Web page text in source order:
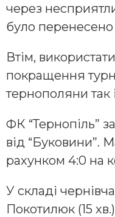
через
було
Втім,
покращення
тернополяни так
ФК “Тернопіль”
від “Буковини”.
рахунком 4:0 на
У складі
Покотилюк (15